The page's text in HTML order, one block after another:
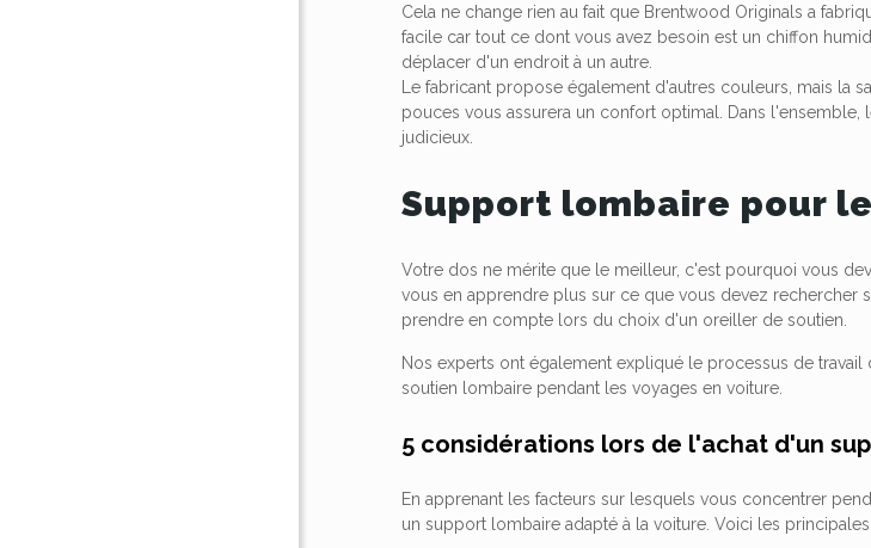
Cela ne change rien au fait que Brentwood Originals a
facile car tout ce dont vous avez besoin est un chiffon
déplacer d'un endroit à un autre.
Le fabricant propose également d'autres couleurs, mais la
pouces vous assurera un confort optimal. Dans
judicieux.
Support lombaire pour
Votre dos ne mérite que le meilleur, c'est pourquoi vous
vous en apprendre plus sur ce que vous devez rechercher
prendre en compte lors du choix d'un oreiller de soutien.
Nos experts ont également expliqué le processus de
soutien lombaire pendant les voyages en voiture.
5 considérations lors de l'achat d'un
En apprenant les facteurs sur lesquels vous concentrer
un support lombaire adapté à la voiture. Voici les